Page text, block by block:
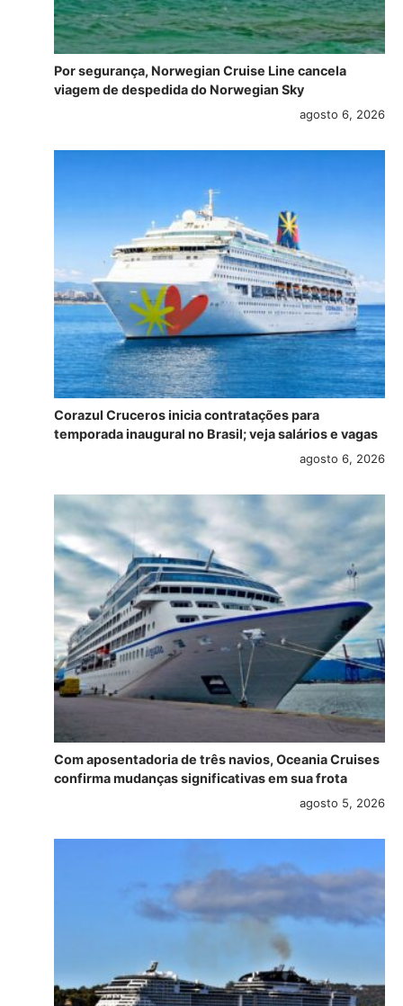
Por segurança, Norwegian Cruise Line cancela
viagem de despedida do Norwegian Sky
agosto 6, 2026
Corazul Cruceros inicia contratações para
temporada inaugural no Brasil; veja salários e vagas
agosto 6, 2026
Com aposentadoria de três navios, Oceania Cruises
confirma mudanças significativas em sua frota
agosto 5, 2026